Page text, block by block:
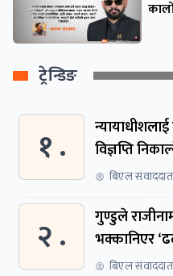
ट्रेन्डिङ
१ .
विज्ञप्ति
समितिमा
बिएल
२ .
गुण्डुले
भक्कानिएर
बिएल